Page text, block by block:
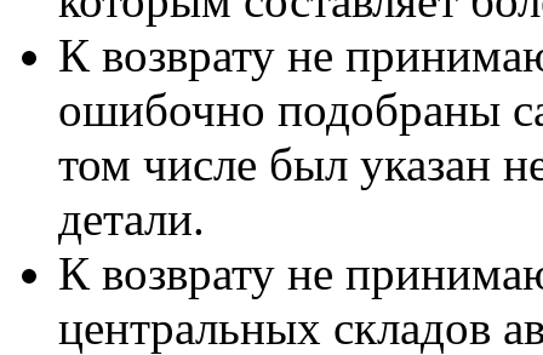
К возврату не
ошибочно подобраны
том числе был указан
детали.
К возврату не
центральных складов